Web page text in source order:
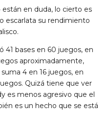
en duda, lo cierto es
escarlata su rendimiento
41 bases en 60 juegos, en
aproximadamente,
4 en 16 juegos, en
Quizá tiene que ver
es menos agresivo que el
es un hecho que se está